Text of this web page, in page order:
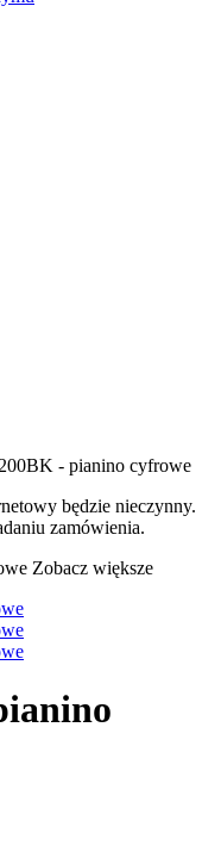
- pianino cyfrowe
będzie nieczynny.
zamówienia.
Zobacz większe